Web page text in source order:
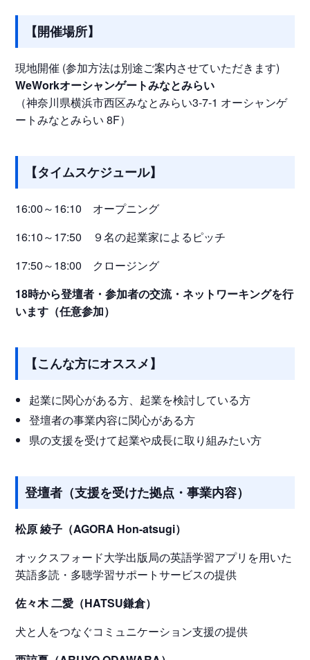
【開催場所】
現地開催 (参加方法は別途ご案内させていただきます)
WeWorkオーシャンゲートみなとみらい
（神奈川県横浜市西区みなとみらい3-7-1 オーシャンゲ
ートみなとみらい 8F）
【タイムスケジュール】
16:00～16:10 オープニング
16:10～17:50 ９名の起業家によるピッチ
17:50～18:00 クロージング
18時から登壇者・参加者の交流・ネットワーキングを行
います（任意参加）
【こんな方にオススメ】
起業に関心がある方、起業を検討している方
登壇者の事業内容に関心がある方
県の支援を受けて起業や成長に取り組みたい方
登壇者（支援を受けた拠点・事業内容）
松原 綾子（AGORA Hon-atsugi）
オックスフォード大学出版局の英語学習アプリを用いた
英語多読・多聴学習サポートサービスの提供
佐々木 二愛（HATSU鎌倉）
犬と人をつなぐコミュニケーション支援の提供